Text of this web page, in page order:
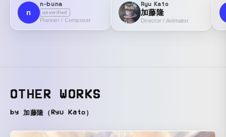
n
n-buna
unverified
Planner / Composer
Ryu Kato
加藤隆
Director / Animator
OTHER WORKS
by 加藤隆（Ryu Kato）